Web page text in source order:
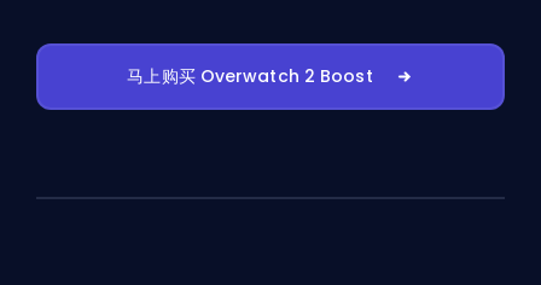
马上购买 Overwatch 2 Boost